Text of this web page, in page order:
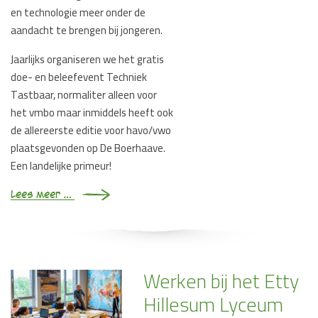
en technologie meer onder de
aandacht te brengen bij jongeren.
Jaarlijks organiseren we het gratis
doe- en beleefevent Techniek
Tastbaar, normaliter alleen voor
het vmbo maar inmiddels heeft ook
de allereerste editie voor havo/vwo
plaatsgevonden op De Boerhaave.
Een landelijke primeur!
Lees meer …
Werken bij het Etty
Hillesum Lyceum